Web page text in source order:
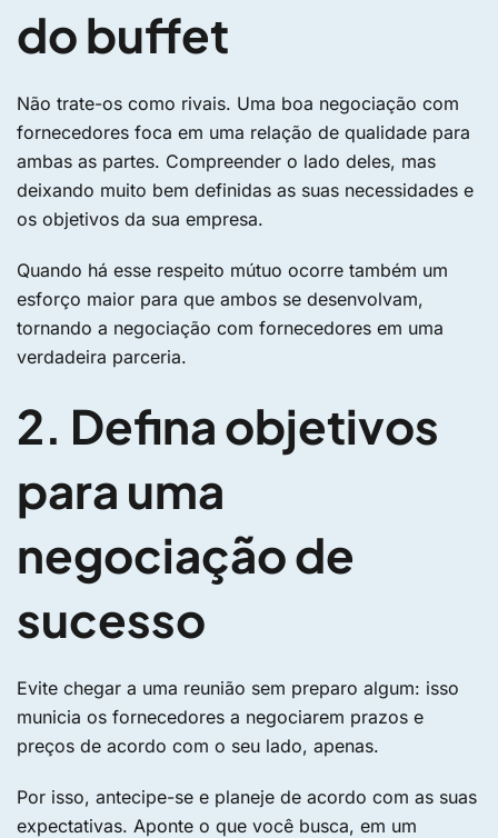
do buffet
Não trate-os como rivais. Uma boa negociação com
fornecedores foca em uma relação de qualidade para
ambas as partes. Compreender o lado deles, mas
deixando muito bem definidas as suas necessidades e
os objetivos da sua empresa.
Quando há esse respeito mútuo ocorre também um
esforço maior para que ambos se desenvolvam,
tornando a negociação com fornecedores em uma
verdadeira parceria.
2. Defina objetivos
para uma
negociação de
sucesso
Evite chegar a uma reunião sem preparo algum: isso
municia os fornecedores a negociarem prazos e
preços de acordo com o seu lado, apenas.
Por isso, antecipe-se e planeje de acordo com as suas
expectativas. Aponte o que você busca, em um